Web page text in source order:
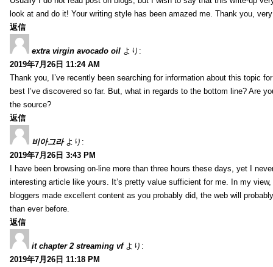
look at and do it! Your writing style has been amazed me. Thank you,
返信
extra virgin avocado oil より:
2019年7月26日 11:24 AM
Thank you, I’ve recently been searching for information about this topic
best I’ve discovered so far. But, what in regards to the bottom line? Are
the source?
返信
비아그라 より:
2019年7月26日 3:43 PM
I have been browsing on-line more than three hours these days, yet I
interesting article like yours. It’s pretty value sufficient for me. In my
bloggers made excellent content as you probably did, the web will
than ever before.
返信
it chapter 2 streaming vf より:
2019年7月26日 11:18 PM